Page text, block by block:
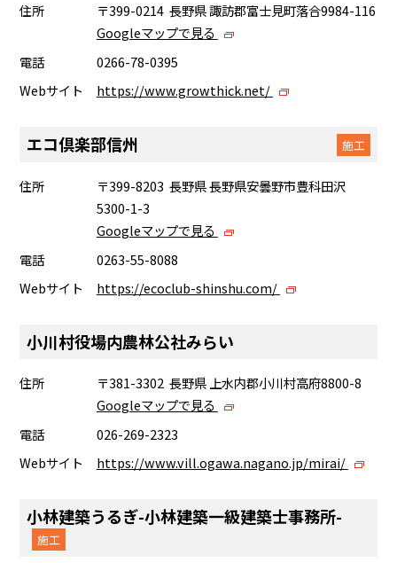
住所
〒399-0214 長野県 諏訪郡富士見町落合9984-116
Googleマップで見る
電話
0266-78-0395
Webサイト
https://www.growthick.net/
エコ倶楽部信州 施工
住所
〒399-8203 長野県 長野県安曇野市豊科田沢
5300-1-3
Googleマップで見る
電話
0263-55-8088
Webサイト
https://ecoclub-shinshu.com/
小川村役場内農林公社みらい
住所
〒381-3302 長野県 上水内郡小川村高府8800-8
Googleマップで見る
電話
026-269-2323
Webサイト
https://www.vill.ogawa.nagano.jp/mirai/
小林建築うるぎ-小林建築一級建築士事務所-
施工